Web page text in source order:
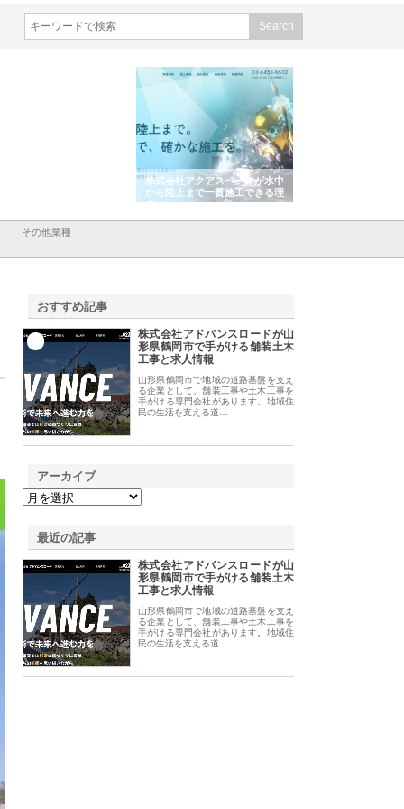
株式会社地盤調査事務所が選ば
れ続ける理由と建設コンサルの
強み
その他業種
おすすめ記事
株式会社アドバンスロードが山
形県鶴岡市で手がける舗装土木
工事と求人情報
山形県鶴岡市で地域の道路基盤を支え
る企業として、舗装工事や土木工事を
手がける専門会社があります。地域住
民の生活を支える道…
アーカイブ
最近の記事
株式会社アドバンスロードが山
形県鶴岡市で手がける舗装土木
工事と求人情報
山形県鶴岡市で地域の道路基盤を支え
る企業として、舗装工事や土木工事を
手がける専門会社があります。地域住
民の生活を支える道…